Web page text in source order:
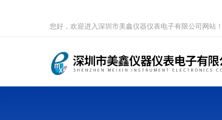
您好，欢迎进入深圳市美鑫仪器仪表电子有限公司网站